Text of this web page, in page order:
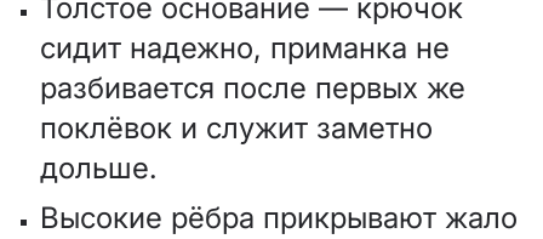
Толстое основание — крючок
сидит надежно, приманка не
разбивается после первых же
поклёвок и служит заметно
дольше.
Высокие рёбра прикрывают жало